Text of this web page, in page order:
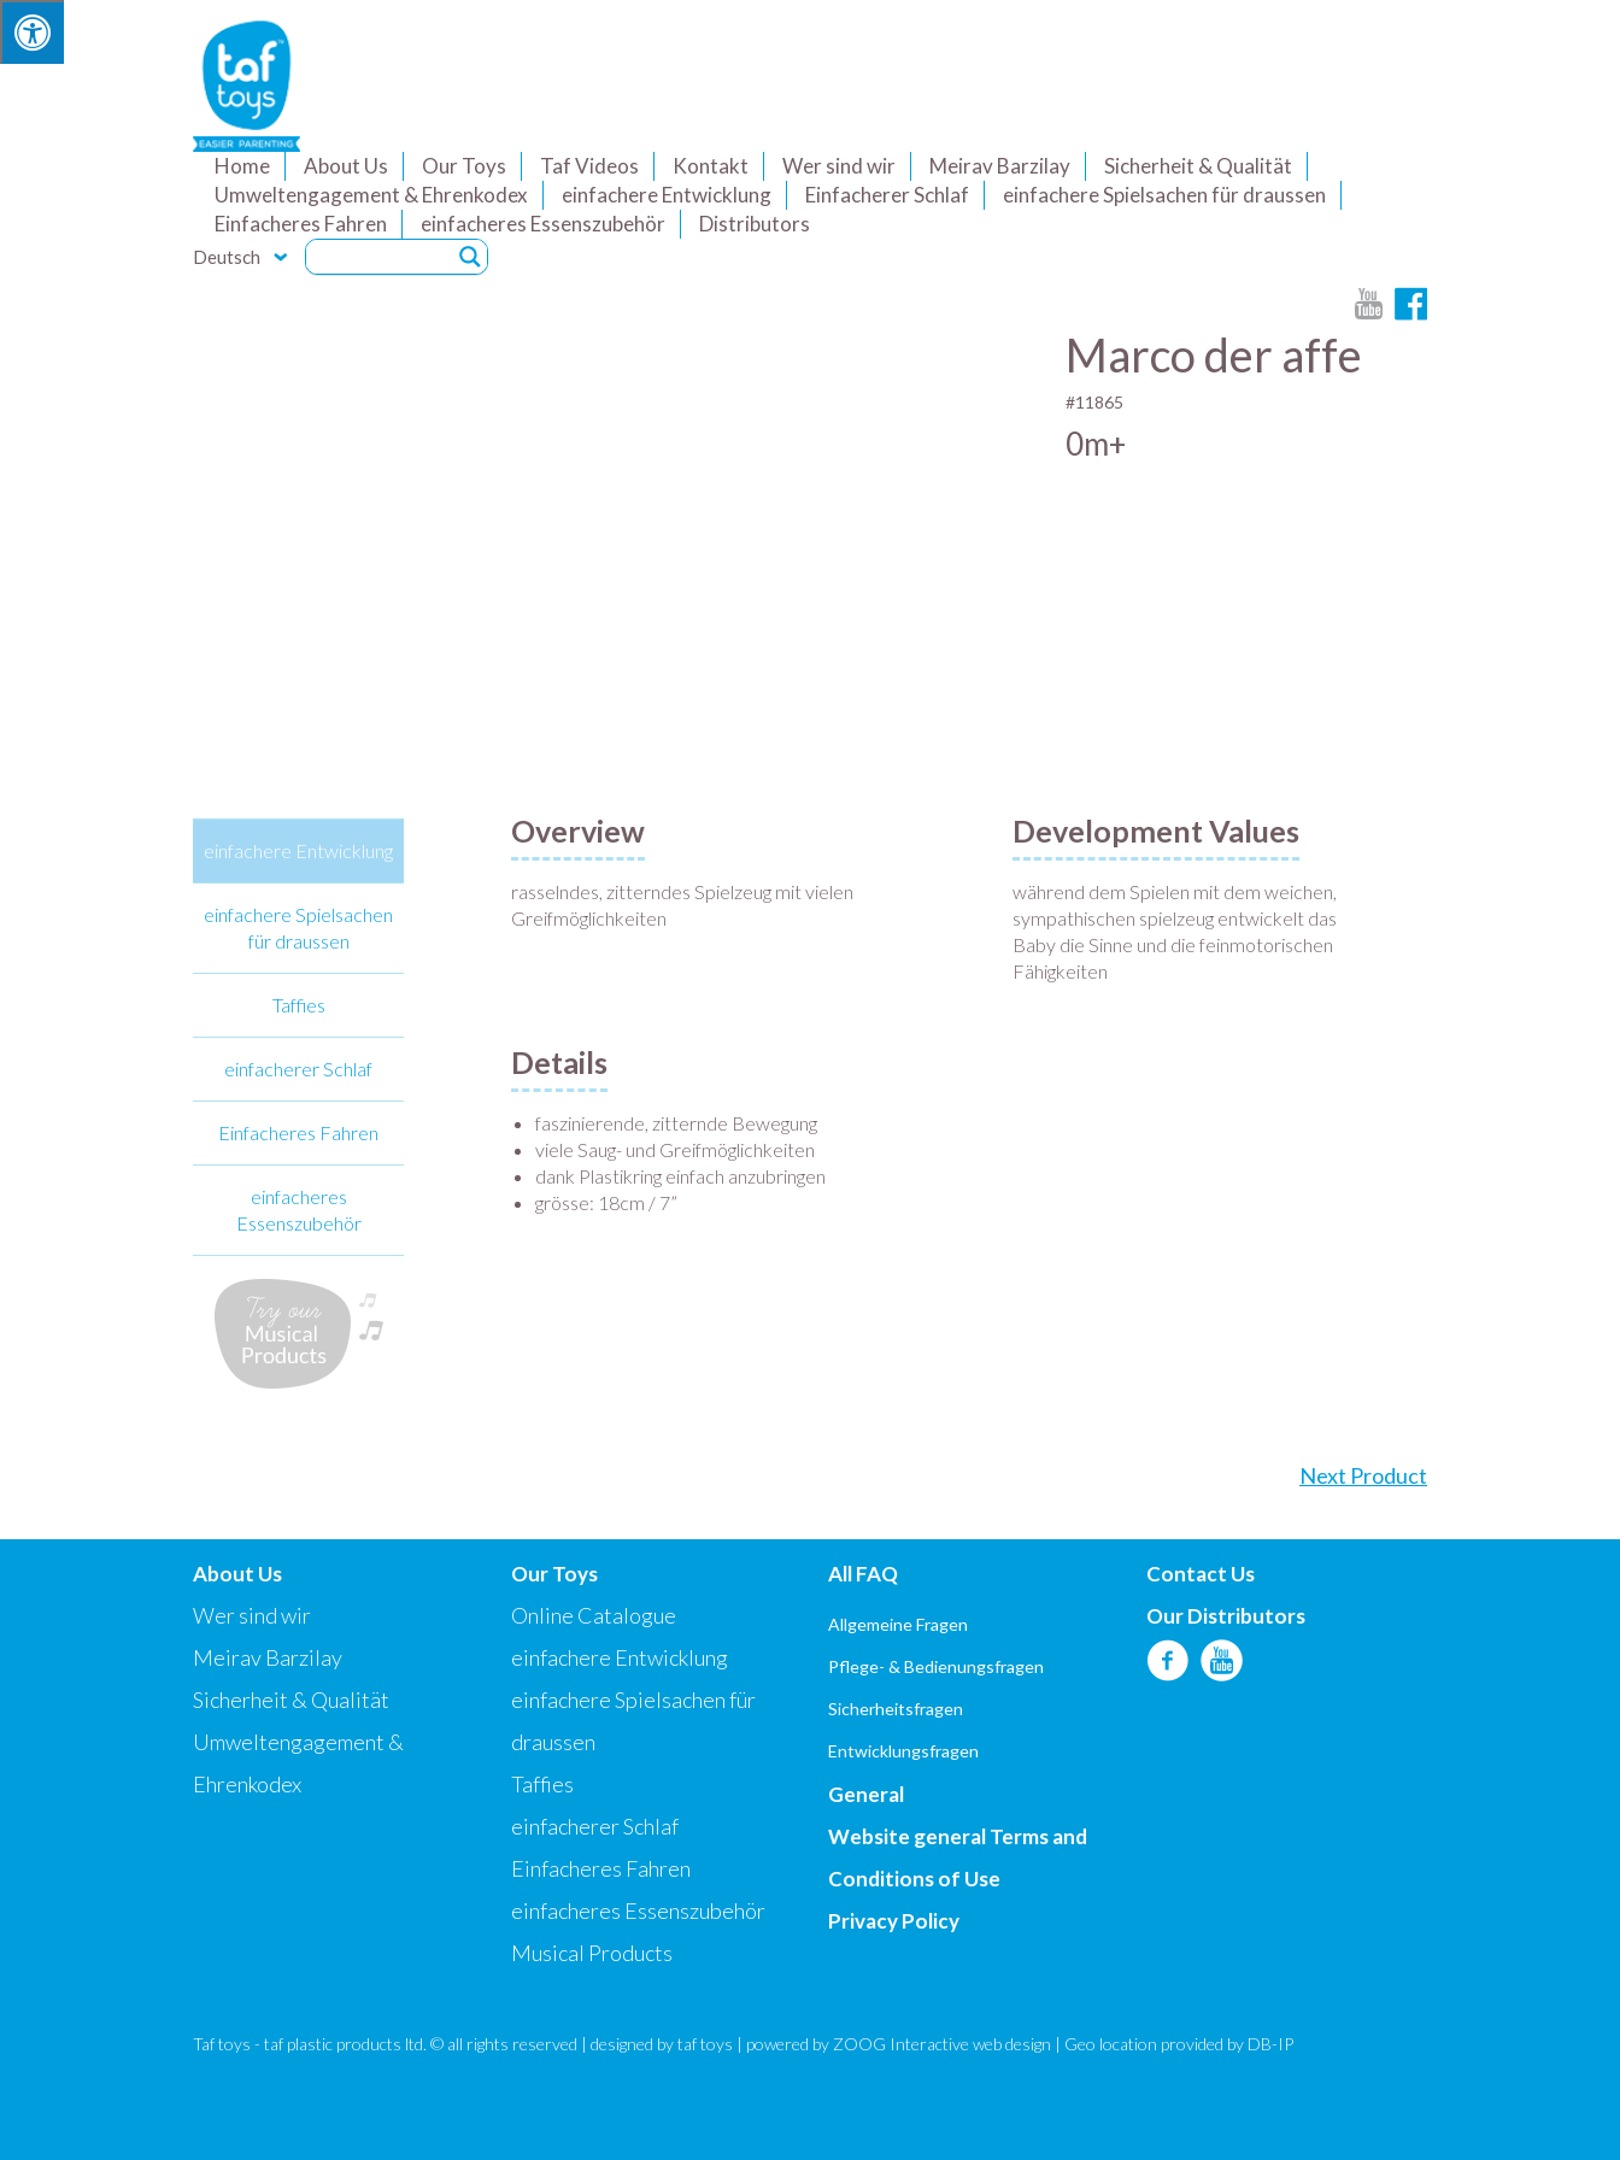
Home About Us Our Toys Taf Videos Kontakt Wer sind wir Meirav Barzilay
Sicherheit & Qualität
Umweltengagement & Ehrenkodex
einfachere Entwicklung Einfacherer Schlaf
einfachere Spielsachen für draussen
Einfacheres Fahren
einfacheres Essenszubehör Distributors
Deutsch
Marco der affe
#11865
0m+
einfachere Entwicklung
einfachere Spielsachen
für draussen
Taffies
einfacherer Schlaf
Einfacheres Fahren
einfacheres
Essenszubehör
Overview
rasselndes, zitterndes Spielzeug mit vielen
Greifmöglichkeiten
Details
faszinierende, zitternde Bewegung
viele Saug- und Greifmöglichkeiten
dank Plastikring einfach anzubringen
grösse: 18cm / 7”
Development Values
während dem Spielen mit dem weichen,
sympathischen spielzeug entwickelt das
Baby die Sinne und die feinmotorischen
Fähigkeiten
Next Product
About Us
Wer sind wir
Meirav Barzilay
Sicherheit & Qualität
Umweltengagement &
Ehrenkodex
Our Toys
Online Catalogue
einfachere Entwicklung
einfachere Spielsachen für
draussen
Taffies
einfacherer Schlaf
Einfacheres Fahren
einfacheres Essenszubehör
Musical Products
All FAQ
Allgemeine Fragen
Pflege- & Bedienungsfragen
Sicherheitsfragen
Entwicklungsfragen
General
Website general Terms and
Conditions of Use
Privacy Policy
Contact Us
Our Distributors
Taf toys - taf plastic products ltd. © all rights reserved | designed bytaf toys | powered by ZOOG Interactive web design | Geo location provided by DB-IP